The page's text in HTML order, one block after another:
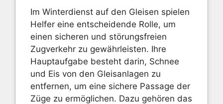
Im Winterdienst auf den Gleisen spielen
Helfer eine entscheidende Rolle, um
einen sicheren und störungsfreien
Zugverkehr zu gewährleisten. Ihre
Hauptaufgabe besteht darin, Schnee
und Eis von den Gleisanlagen zu
entfernen, um eine sichere Passage der
Züge zu ermöglichen. Dazu gehören das